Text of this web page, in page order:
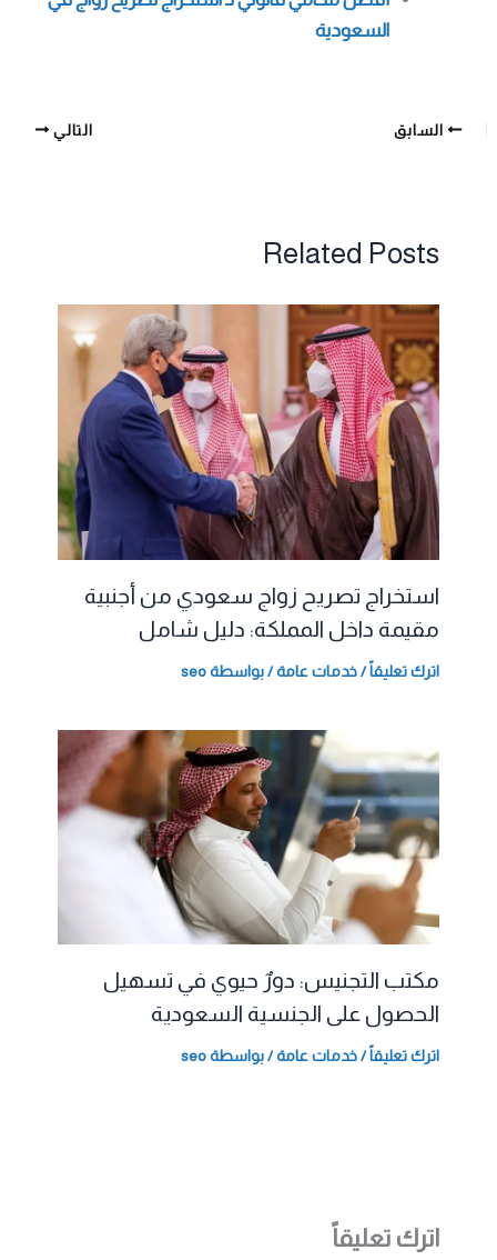
السعودية
السابق التالي
Related Posts
استخراج تصريح زواج سعودي من أجنبية
مقيمة داخل المملكة: دليل شامل
اترك تعليقاً/خدمات عامة/ بواسطة seo
مكتب التجنيس: دورٌ حيوي في تسهيل
الحصول على الجنسية السعودية
اترك تعليقاً/خدمات عامة/ بواسطة seo
اترك تعليقاً